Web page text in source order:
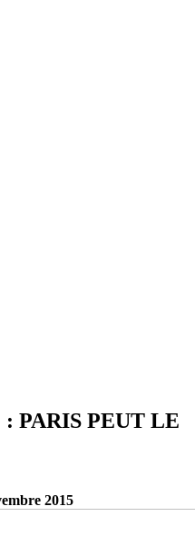
PARIS PEUT LE
2015